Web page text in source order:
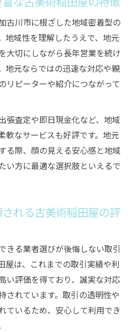
古川市に根ざした地域密着型の
地域性を理解したうえで、地元
大切にしながら長年営業を続け
地元ならではの迅速な対応や親
リピーターや紹介につながって
張査定や即日現金化など、地域
軟なサービスも好評です。地元
る際、顔の見える安心感と地域
い方に最適な選択肢といえるで
れる古美術稲田屋の評
きる業者選びが後悔しない取引
屋は、これまでの取引実績や利
い評価を得ており、誠実な対応
されています。取引の透明性や
ているため、安心して利用でき